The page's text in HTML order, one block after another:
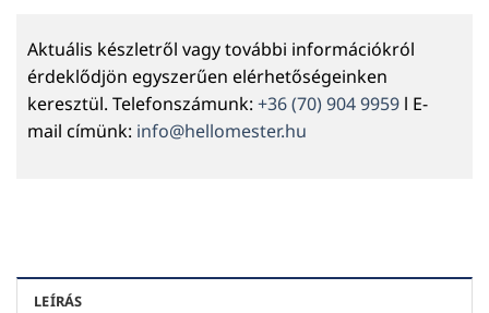
Aktuális készletről vagy további információkról
érdeklődjön egyszerűen elérhetőségeinken
keresztül. Telefonszámunk: +36 (70) 904 9959 l E-
mail címünk: info@hellomester.hu
LEÍRÁS